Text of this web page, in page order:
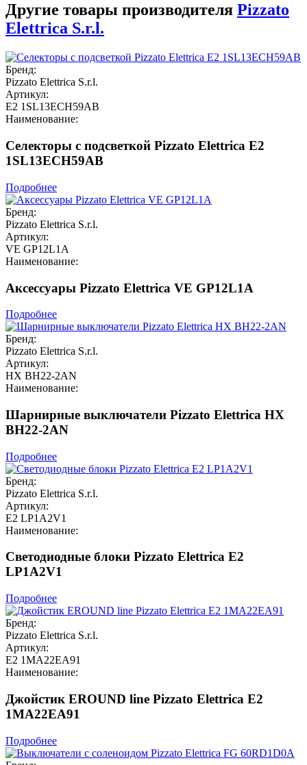
Другие товары производителя Pizzato
Elettrica S.r.l.
Бренд:
Pizzato Elettrica S.r.l.
Артикул:
E2 1SL13ECH59AB
Наименование:
Селекторы с подсветкой Pizzato Elettrica E2
1SL13ECH59AB
Подробнее
Бренд:
Pizzato Elettrica S.r.l.
Артикул:
VE GP12L1A
Наименование:
Аксессуары Pizzato Elettrica VE GP12L1A
Подробнее
Бренд:
Pizzato Elettrica S.r.l.
Артикул:
HX BH22-2AN
Наименование:
Шарнирные выключатели Pizzato Elettrica HX
BH22-2AN
Подробнее
Бренд:
Pizzato Elettrica S.r.l.
Артикул:
E2 LP1A2V1
Наименование:
Светодиодные блоки Pizzato Elettrica E2
LP1A2V1
Подробнее
Бренд:
Pizzato Elettrica S.r.l.
Артикул:
E2 1MA22EA91
Наименование:
Джойстик EROUND line Pizzato Elettrica E2
1MA22EA91
Подробнее